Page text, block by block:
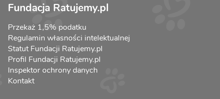
Fundacja Ratujemy.pl
Przekaż 1,5% podatku
Regulamin własności intelektualnej
Statut Fundacji Ratujemy.pl
Profil Fundacji Ratujemy.pl
Inspektor ochrony danych
Kontakt